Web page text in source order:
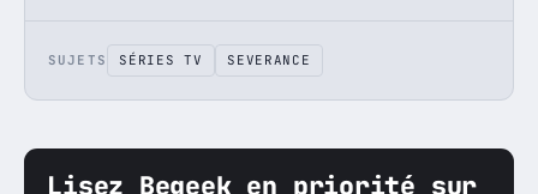
SUJETS SÉRIES TV SEVERANCE
Lisez Begeek en priorité sur